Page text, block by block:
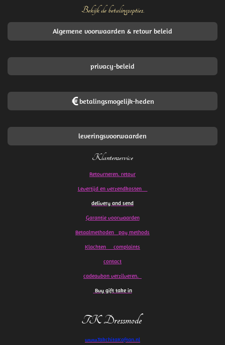
Bekijk de betalingsopties.
Algemene voorwaarden & retour beleid
privacy-beleid
betalingsmogelijk-heden
leveringsvoorwaarden
Klantenservice
Retourneren. retour
Levertijd en verzendkosten
delivery and send
Garantie voorwaarden
Betaalmethoden pay methods
Klachten complaints
contact
cadeaubon verzilveren.
Buy gift take in
TK Dressmode
www.TakchitaKaftan.nl